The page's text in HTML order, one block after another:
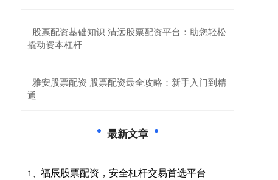
​股票配资基础知识 清远股票配资平台：助您轻松
撬动资本杠杆
​雅安股票配资 股票配资最全攻略：新手入门到精
通
最新文章
1、 福辰股票配资，安全杠杆交易首选平台